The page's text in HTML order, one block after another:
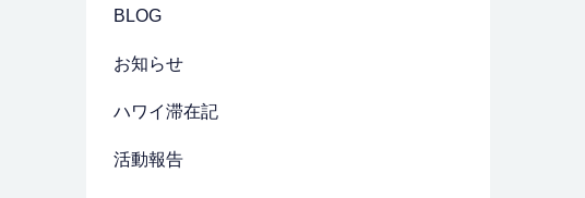
BLOG
お知らせ
ハワイ滞在記
活動報告